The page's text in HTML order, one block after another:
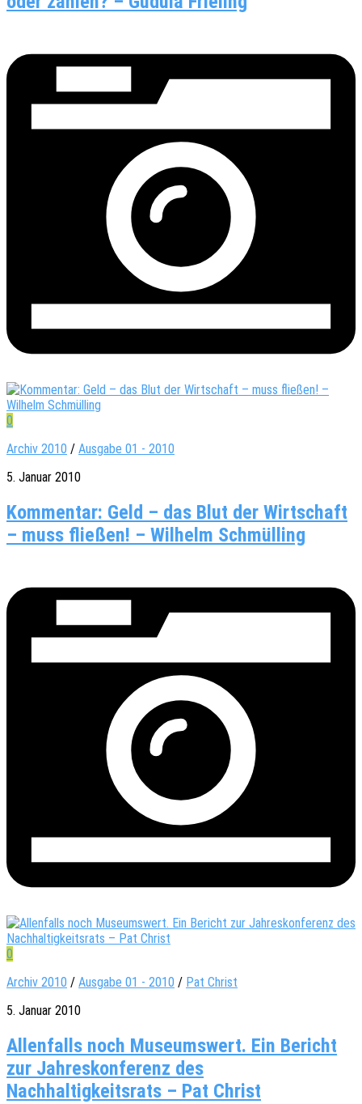
0
Archiv 2010 / Ausgabe 01 - 2010
5. Januar 2010
Kommentar: Geld – das Blut der Wirtschaft
– muss fließen! – Wilhelm Schmülling
0
Archiv 2010 / Ausgabe 01 - 2010 / Pat Christ
5. Januar 2010
Allenfalls noch Museumswert. Ein Bericht
zur Jahreskonferenz des
Nachhaltigkeitsrats – Pat Christ